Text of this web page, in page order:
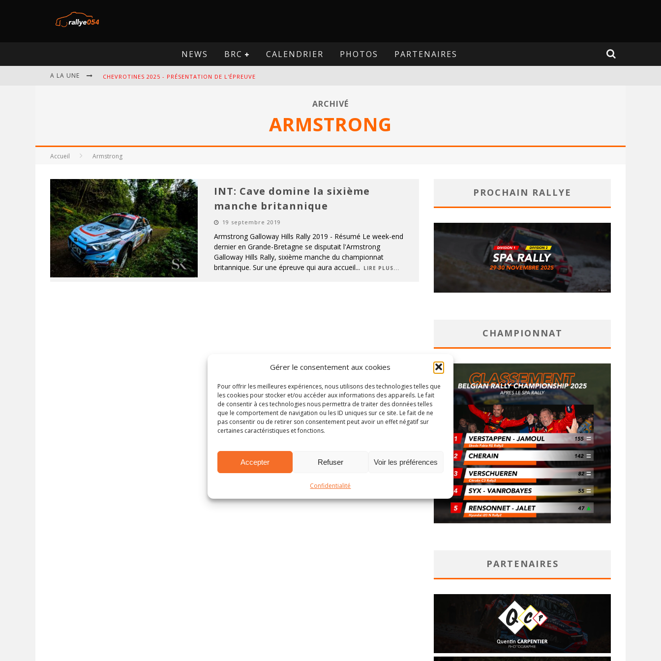
Gérer le consentement aux cookies
Pour offrir les meilleures expériences, nous utilisons des technologies telles que
les cookies pour stocker et/ou accéder aux informations des appareils. Le fait
de consentir à ces technologies nous permettra de traiter des données telles
que le comportement de navigation ou les ID uniques sur ce site. Le fait de ne
pas consentir ou de retirer son consentement peut avoir un effet négatif sur
certaines caractéristiques et fonctions.
Accepter Refuser Voir les préférences
Confidentialité
NEWS BRC CALENDRIER PHOTOS PARTENAIRES
A LA UNE CHEVROTINES 2025 - PRÉSENTATION DE L'ÉPREUVE
ARCHIVÉ
ARMSTRONG
Accueil Armstrong
INT: Cave domine la sixième
manche britannique
19 septembre 2019
Armstrong Galloway Hills Rally 2019 - Résumé Le week-end
dernier en Grande-Bretagne se disputait l'Armstrong
Galloway Hills Rally, sixième manche du championnat
britannique. Sur une épreuve qui aura accueil... LIRE PLUS...
PROCHAIN RALLYE
CHAMPIONNAT
PARTENAIRES